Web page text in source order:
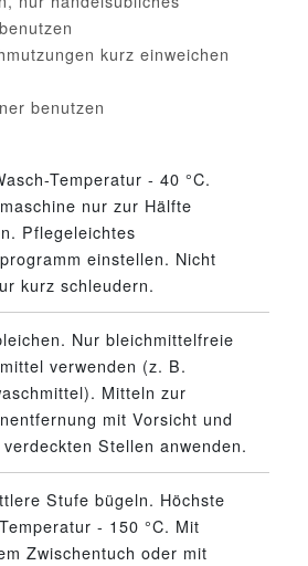
kurz einweichen
benutzen
Temperatur - 40 °C.
nur zur Hälfte
Pflegeleichtes
einstellen. Nicht
kurz schleudern.
Nur bleichmittelfreie
verwenden (z. B.
Mitteln zur
mit Vorsicht und
Stellen anwenden.
Stufe bügeln. Höchste
- 150 °C. Mit
Zwischentuch oder mit